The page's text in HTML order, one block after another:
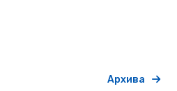
Архива